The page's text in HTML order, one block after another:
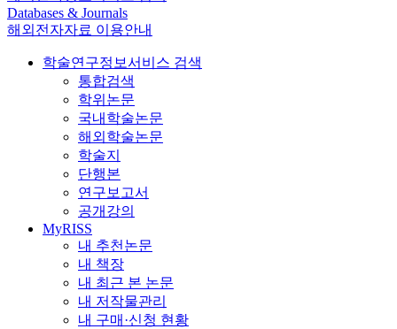
Databases & Journals
해외전자자료 이용안내
학술연구정보서비스 검색
통합검색
학위논문
국내학술논문
해외학술논문
학술지
단행본
연구보고서
공개강의
MyRISS
내 추천논문
내 책장
내 최근 본 논문
내 저작물관리
내 구매·신청 현황